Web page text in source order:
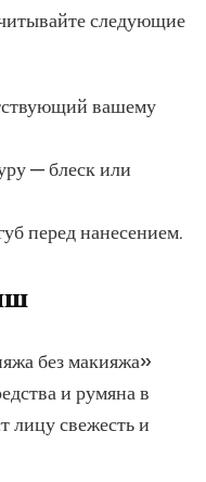
следующие
вашему
— блеск или
перед нанесением.
без макияжа»
и румяна в
лицу свежесть и